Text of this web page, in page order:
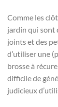
Comme les
jardin qui sont
joints et des
d’utiliser une
brosse à
difficile de
judicieux